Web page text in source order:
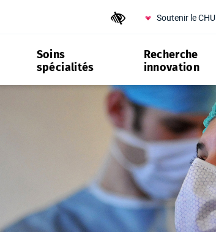
Outils d'accessibilité
Soutenir le CHU
Soins
spécialités
Recherche
innovation